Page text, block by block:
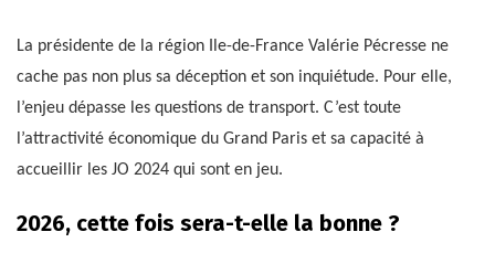
La présidente de la région Ile-de-France Valérie Pécresse ne
cache pas non plus sa déception et son inquiétude. Pour elle,
l’enjeu dépasse les questions de transport. C’est toute
l’attractivité économique du Grand Paris et sa capacité à
accueillir les JO 2024 qui sont en jeu.
2026, cette fois sera-t-elle la bonne ?